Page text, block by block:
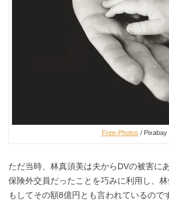
Free-Photos / Pixabay
ただ当時、林真須美は夫からDVの被害に
保険外交員だったことを巧みに利用し、
もしてその額8億円とも言われているので